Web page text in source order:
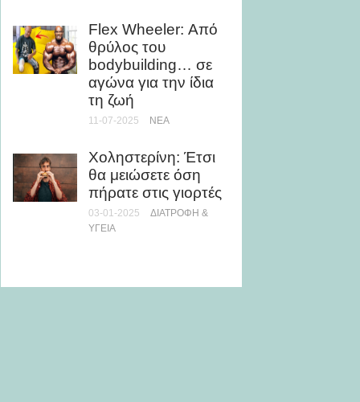
Flex Wheeler: Από
θρύλος του
bodybuilding… σε
αγώνα για την ίδια
τη ζωή
11-07-2025 ΝΈΑ
Χοληστερίνη: Έτσι
θα μειώσετε όση
πήρατε στις γιορτές
03-01-2025
ΔΙΑΤΡΟΦΉ &
ΥΓΕΊΑ